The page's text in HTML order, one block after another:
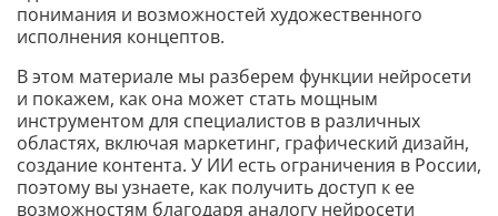
понимания и возможностей художественного
исполнения концептов.
В этом материале мы разберем функции нейросети
и покажем, как она может стать мощным
инструментом для специалистов в различных
областях, включая маркетинг, графический дизайн,
создание контента. У ИИ есть ограничения в России,
поэтому вы узнаете, как получить доступ к ее
возможностям благодаря аналогу нейросети